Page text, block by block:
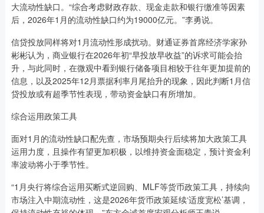
大流动性缺口。“综合考虑财政存款、现金走款和银行缴准等因素
后，2026年1月的流动性缺口约为19000亿元。”李勇说。
信贷投放同样将对1月流动性形成扰动。财通证券首席经济学家孙
彬彬认为，商业银行在2026年初“早投放早收益”的诉求可能会抬
升，与此同时，在微观中看到银行储备项目相较于往年更加提前的
信息，以及2025年12月票据利率月尾抬升的现象，因此判断1月信
贷投放或有超季节性表现，带动资金缺口有所增加。
综合运用政策工具
面对1月的流动性缺口配先查，市场预期央行后续将加大政策工具
运用力度，且操作有望更加积极，以维持资金面稳定，预计资金利
率波动将小于季节性。
“1月央行将综合运用买断式逆回购、MLF等货币政策工具，持续向
市场注入中期流动性，这是2026年货币政策延续‘适度宽松’基调，